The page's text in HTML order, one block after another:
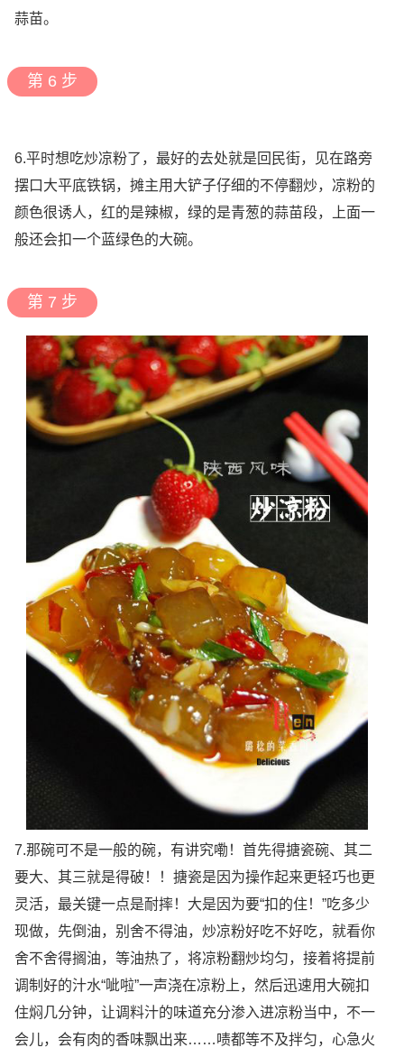
蒜苗。
第 6 步
6.平时想吃炒凉粉了，最好的去处就是回民街，见在路旁
摆口大平底铁锅，摊主用大铲子仔细的不停翻炒，凉粉的
颜色很诱人，红的是辣椒，绿的是青葱的蒜苗段，上面一
般还会扣一个蓝绿色的大碗。
第 7 步
7.那碗可不是一般的碗，有讲究嘞！首先得搪瓷碗、其二
要大、其三就是得破！！搪瓷是因为操作起来更轻巧也更
灵活，最关键一点是耐摔！大是因为要“扣的住！”吃多少
现做，先倒油，别舍不得油，炒凉粉好吃不好吃，就看你
舍不舍得搁油，等油热了，将凉粉翻炒均匀，接着将提前
调制好的汁水“呲啦”一声浇在凉粉上，然后迅速用大碗扣
住焖几分钟，让调料汁的味道充分渗入进凉粉当中，不一
会儿，会有肉的香味飘出来……啧都等不及拌匀，心急火